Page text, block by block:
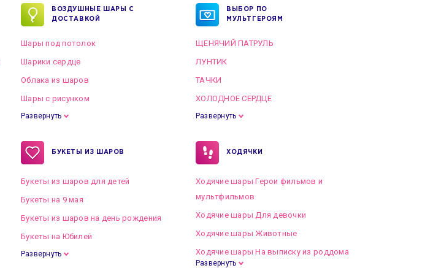
ВОЗДУШНЫЕ ШАРЫ С
ДОСТАВКОЙ
Шары под потолок
Шарики сердце
Облака из шаров
Шары с рисунком
Развернуть
ВЫБОР ПО
МУЛЬТГЕРОЯМ
ЩЕНЯЧИЙ ПАТРУЛЬ
ЛУНТИК
ТАЧКИ
ХОЛОДНОЕ СЕРДЦЕ
Развернуть
БУКЕТЫ ИЗ ШАРОВ
Букеты из шаров для детей
Букеты на 9 мая
Букеты из шаров на день рождения
Букеты на Юбилей
Развернуть
ХОДЯЧКИ
Ходячие шары Герои фильмов и
мультфильмов
Ходячие шары Для девочки
Ходячие шары Животные
Ходячие шары На выписку из роддома
Развернуть